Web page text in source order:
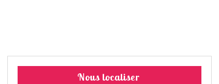
Nous localiser